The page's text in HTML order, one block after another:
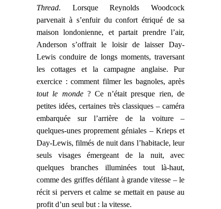
Thread. Lorsque Reynolds Woodcock
parvenait à s’enfuir du confort étriqué de sa
maison londonienne, et partait prendre l’air,
Anderson s’offrait le loisir de laisserDay-
Lewis conduire de longs moments, traversant
les cottages et la campagne anglaise. Pur
exercice : comment filmer les bagnoles, après
tout le monde? Ce n’était presque rien, de
petites idées, certaines très classiques – caméra
embarquée sur l’arrière de la voiture –
quelques-unes proprement géniales – Krieps et
Day-Lewis, filmés de nuit dans l’habitacle, leur
seuls visages émergeant de la nuit, avec
quelques branches illuminées tout là-haut,
comme des griffes défilant à grande vitesse – le
récit si pervers et calme se mettait en pause au
profit d’un seul but : la vitesse.